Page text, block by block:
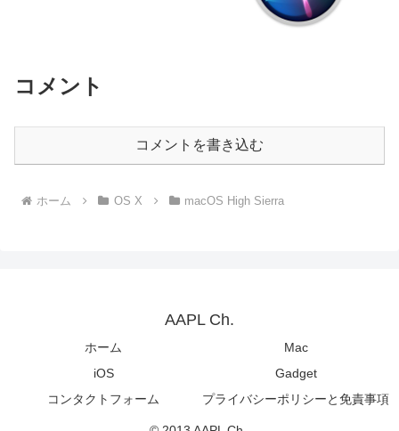
コメント
コメントを書き込む
ホーム OS X macOS High Sierra
AAPL Ch.
ホーム
Mac
iOS
Gadget
コンタクトフォーム
プライバシーポリシーと免責事項